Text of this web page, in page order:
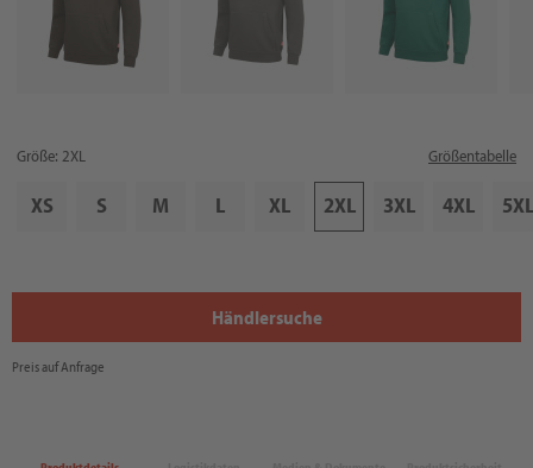
Größe: 2XL Größentabelle
XS S M L XL 2XL 3XL 4XL 5XL
Händlersuche
Preis auf Anfrage